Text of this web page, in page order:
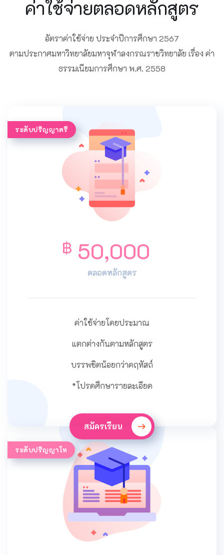
ค่าใช้จ่ายตลอดหลักสูตร
อัตราค่าใช้จ่าย ประจำปีการศึกษา 2567
ตามประกาศมหาวิทยาลัยมหาจุฬาลงกรณราชวิทยาลัย เรื่อง ค่า
ธรรมเนียมการศึกษา พ.ศ. 2558
ระดับปริญญาตรี
฿ 50,000
ตลอดหลักสูตร
ค่าใช้จ่ายโดยประมาณ
แตกต่างกันตามหลักสูตร
บรรพชิตน้อยกว่าคฤหัสถ์
*โปรดศึกษารายละเอียด
สมัครเรียน
ระดับปริญญาโท